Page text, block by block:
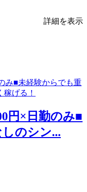
詳細を表示
円×日勤のみ■
のシン...